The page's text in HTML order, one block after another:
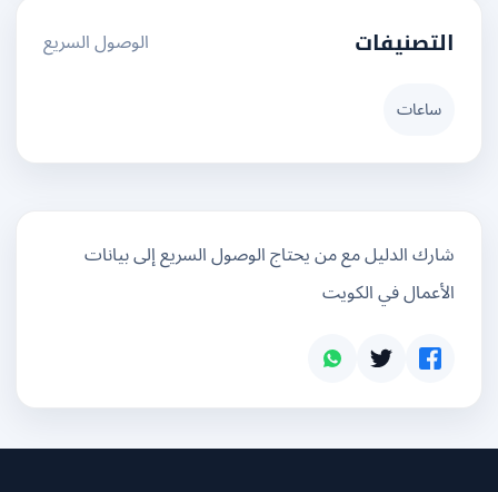
التصنيفات الوصول السريع
ساعات
شارك الدليل مع من يحتاج الوصول السريع إلى بيانات
الأعمال في الكويت